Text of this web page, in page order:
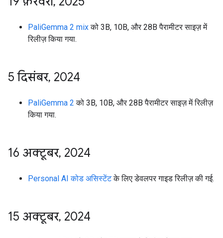
PaliGemma 2 mixको 3B, 10B, और 28B पैरामीटर साइज़ में
रिलीज़ किया गया.
5 दिसंबर, 2024
PaliGemma 2 को 3B, 10B, और 28B पैरामीटर साइज़ में रिलीज़
किया गया.
16 अक्टूबर, 2024
Personal AI कोड असिस्टेंटके लिए डेवलपर गाइड रिलीज़ की गई.
15 अक्टूबर, 2024